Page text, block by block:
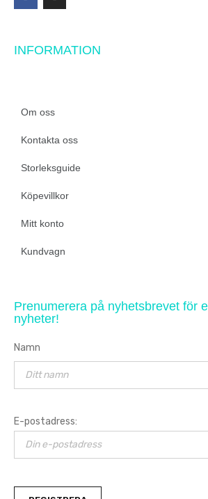
INFORMATION
Om oss
Kontakta oss
Storleksguide
Köpevillkor
Mitt konto
Kundvagn
Prenumerera på nyhetsbrevet för
nyheter!
Namn
E-postadress: